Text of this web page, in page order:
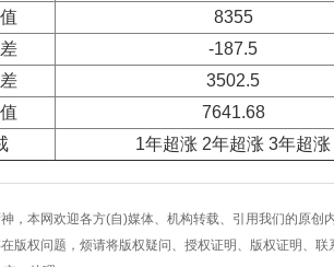
8355
-187.5
3502.5
7641.68
1年超涨 2年超涨 3年超涨
，本网欢迎各方(自)媒体、机构转载、引用我们的原创
版权问题，烦请将版权疑问、授权证明、版权证明、联